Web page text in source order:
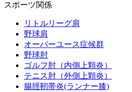
スポーツ関係
リトルリーグ肩
野球肩
オーバーユース症候群
野球肘
ゴルフ肘（内側上顆炎）
テニス肘（外側上顆炎）
腸脛靭帯炎(ランナー膝)